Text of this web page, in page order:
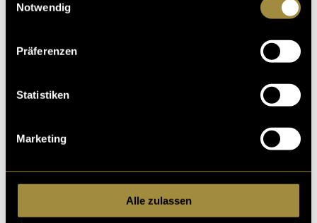
Notwendig
Präferenzen
Statistiken
Marketing
Alle zulassen
Ein etwas anderer